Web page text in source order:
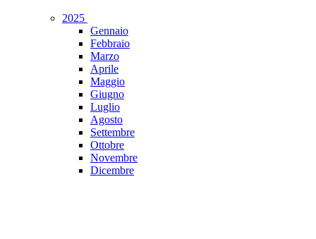
2025
Gennaio
Febbraio
Marzo
Aprile
Maggio
Giugno
Luglio
Agosto
Settembre
Ottobre
Novembre
Dicembre